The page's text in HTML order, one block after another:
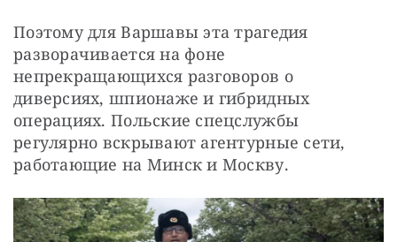
Поэтому для Варшавы эта трагедия
разворачивается на фоне
непрекращающихся разговоров о
диверсиях, шпионаже и гибридных
операциях. Польские спецслужбы
регулярно вскрывают агентурные сети,
работающие на Минск и Москву.